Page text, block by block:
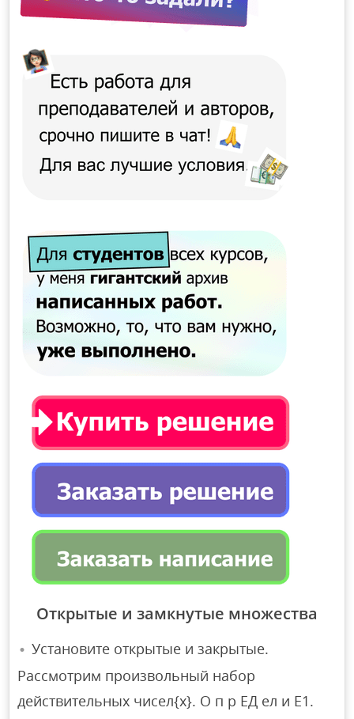
Открытые и замкнутые множества
Установите открытые и закрытые.
Рассмотрим произвольный набор
действительных чисел{x}. О п р ЕД ел и Е1.